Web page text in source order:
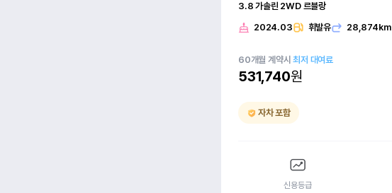
3.8 가솔린 2WD 르블랑
2024.03 휘발유 28,874km
60개월 계약시최저 대여료
531,740원
자차 포함
신용등급